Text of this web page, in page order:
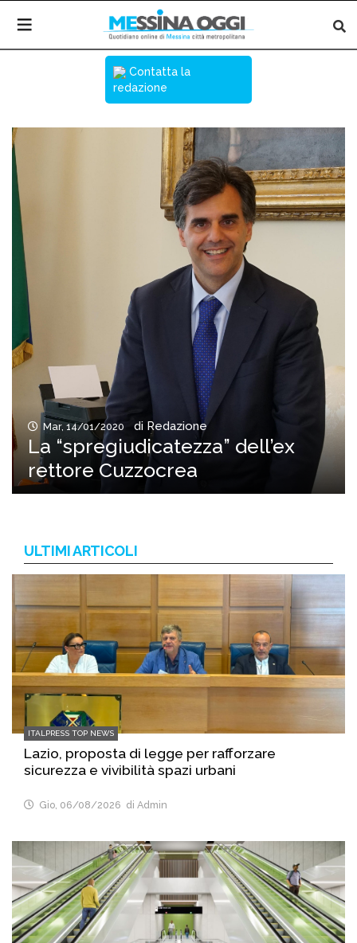
Contatta la
redazione
Mar, 14/01/2020 di Redazione
La “spregiudicatezza” dell’ex
rettore Cuzzocrea
ULTIMI ARTICOLI
ITALPRESS TOP NEWS
Lazio, proposta di legge per rafforzare
sicurezza e vivibilità spazi urbani
Gio, 06/08/2026 di Admin